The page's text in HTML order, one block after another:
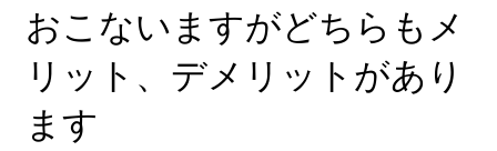
おこないますがどちらもメ
リット、デメリットがあり
ます